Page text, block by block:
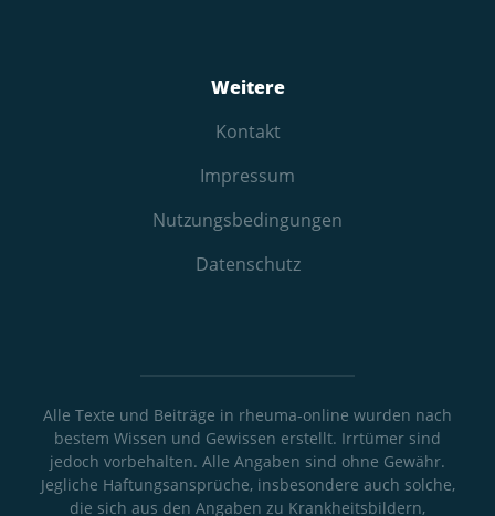
Weitere
Kontakt
Impressum
Nutzungs­bedingungen
Datenschutz
Alle Texte und Beiträge in rheuma-online wurden nach
bestem Wissen und Gewissen erstellt. Irrtümer sind
jedoch vorbehalten. Alle Angaben sind ohne Gewähr.
Jegliche Haftungsansprüche, insbesondere auch solche,
die sich aus den Angaben zu Krankheitsbildern,